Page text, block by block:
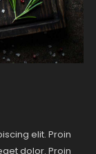
elit. Proin
dolor. Proin